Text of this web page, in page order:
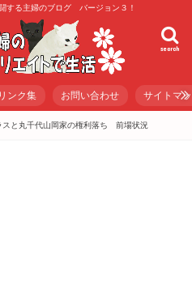
する主婦のブログ バージョン３！
search
リンク集 お問い合わせ サイトマ
スと丸千代山岡家の権利落ち 前場状況